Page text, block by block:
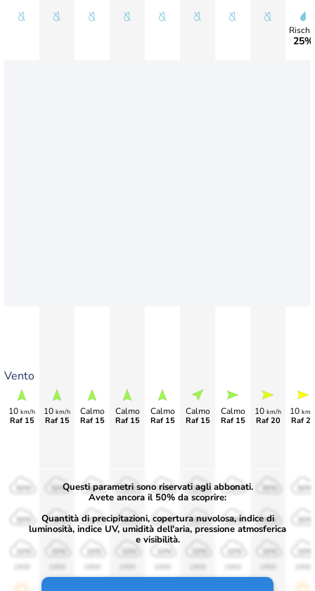
Vento
10 km/h
Raf 15
10 km/h
Raf 15
Calmo
Raf 15
Calmo
Raf 15
Calmo
Raf 15
Calmo
Raf 15
Calmo
Raf 15
10 km/h
Raf 20
25%
10 km/
Raf 25
50%
30%
10%
50%
30%
50%
30%
10%
50%
30%
50%
30%
10%
50%
30%
50%
30%
10%
30% 30%
Questi parametri sono riservati agli abbonati.
Avete ancora il 50% da scoprire:
Quantità di precipitazioni, copertura nuvolosa, indice di
luminosità, indice UV, umidità dell'aria, pressione atmosferica
e visibilità.